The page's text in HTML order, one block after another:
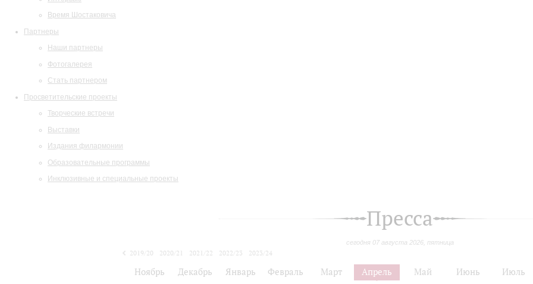
Время Шостаковича
Партнеры
Наши партнеры
Фотогалерея
Стать партнером
Просветительские проекты
Творческие встречи
Выставки
Издания филармонии
Образовательные программы
Инклюзивные и специальные проекты
Пресса
сегодня 07 августа 2026, пятница
2019/20 2020/21 2021/22 2022/23
2023/24
Ноябрь Декабрь Январь Февраль Март Апрель Май Июнь Июль